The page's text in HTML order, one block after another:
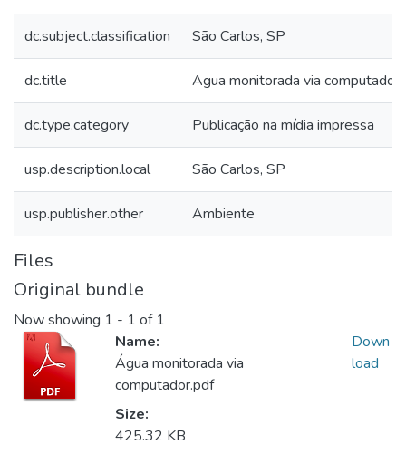
dc.subject.classification São Carlos, SP
dc.title Agua monitorada via computador
dc.type.category Publicação na mídia impressa
usp.description.local São Carlos, SP
usp.publisher.other Ambiente
Files
Original bundle
Now showing 1 - 1 of 1
Name:
Água monitorada via
computador.pdf
Size:
425.32 KB
Down
load